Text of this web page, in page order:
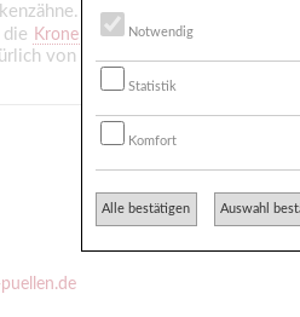
Ich arbeite in einem
die Krone
/Brücke ist mit
von drei-bzw vier
Notwendig
Statistik
Komfort
Alle bestätigen Auswahl